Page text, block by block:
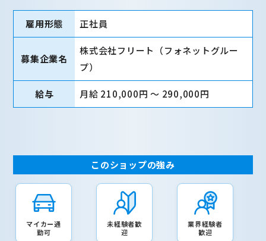
雇用形態 正社員
募集企業名
株式会社フリート（フォネットグルー
プ）
給与 月給 210,000円 〜 290,000円
このショップの強み
マイカー通
勤可
未経験者歓
迎
業界経験者
歓迎